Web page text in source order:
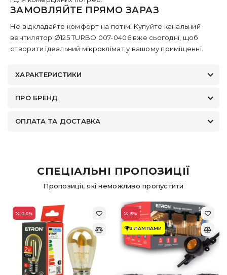
ЗАМОВЛЯЙТЕ ПРЯМО ЗАРАЗ
Не відкладайте комфорт на потім! Купуйте канальний
вентилятор Ø125 TURBO 007-0406 вже сьогодні, щоб
створити ідеальний мікроклімат у вашому приміщенні.
ХАРАКТЕРИСТИКИ
ПРО БРЕНД
ОПЛАТА ТА ДОСТАВКА
СПЕЦІАЛЬНІ ПРОПОЗИЦІЇ
Пропозиції, які неможливо пропустити
-20% -5%
З ЛАМПАМИ